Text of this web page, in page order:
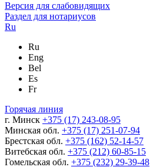
Версия для слабовидящих
Раздел для нотариусов
Ru
Ru
Eng
Bel
Es
Fr
Горячая линия
г. Минск +375 (17) 243-08-95
Минская обл. +375 (17) 251-07-94
Брестская обл. +375 (162) 52-14-57
Витебская обл. +375 (212) 60-85-15
Гомельская обл. +375 (232) 29-39-48